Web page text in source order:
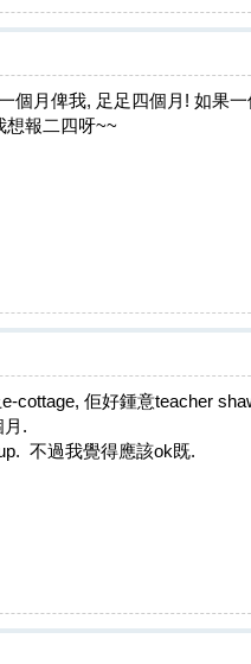
個月俾我, 足足四個月! 如果
想報二四呀~~
cottage, 佢好鍾意teacher
月.
不過我覺得應該ok既.